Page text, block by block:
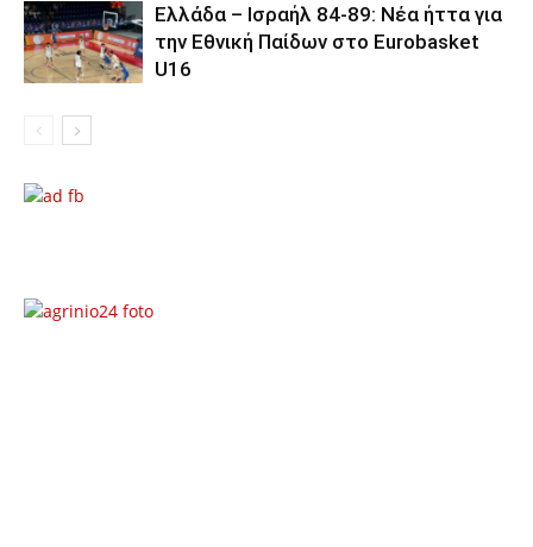
Ελλάδα – Ισραήλ 84-89: Νέα ήττα για
την Εθνική Παίδων στο Eurobasket
U16